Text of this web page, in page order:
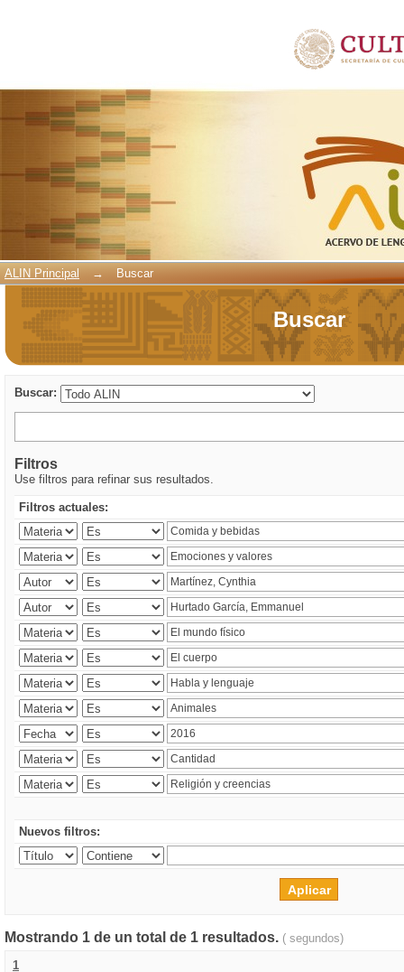
ALIN Principal → Buscar
Buscar
Buscar:
Filtros
Use filtros para refinar sus resultados.
Filtros actuales:
Nuevos filtros:
Mostrando 1 de un total de 1 resultados. ( segundos)
1